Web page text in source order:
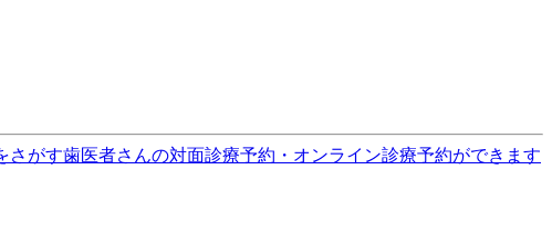
さがす歯医者さんの対面診療予約・オンライン診療予約ができます